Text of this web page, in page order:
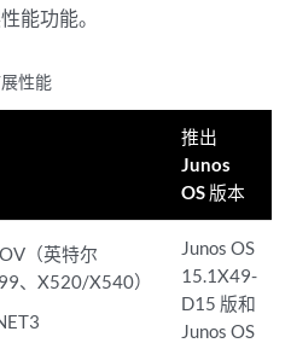
能功能。
性能
推出
Junos
OS 版本
（英特尔
、X520/X540）
Junos OS
15.1X49-
D15 版和
Junos OS